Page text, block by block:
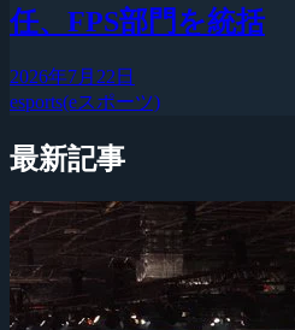
任、FPS部門を統括
2026年7月22日
esports(eスポーツ)
最新記事